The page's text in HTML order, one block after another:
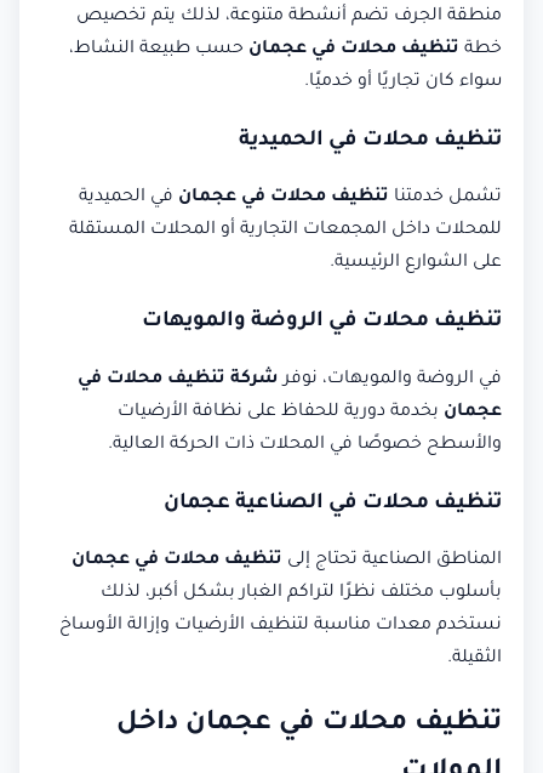
منطقة الجرف تضم أنشطة متنوعة، لذلك يتم تخصيص
خطة تنظيف محلات في عجمان حسب طبيعة النشاط،
سواء كان تجاريًا أو خدميًا.
تنظيف محلات في الحميدية
تشمل خدمتنا تنظيف محلات في عجمان في الحميدية
للمحلات داخل المجمعات التجارية أو المحلات المستقلة
على الشوارع الرئيسية.
تنظيف محلات في الروضة والمويهات
في الروضة والمويهات، نوفر شركة تنظيف محلات في
عجمان بخدمة دورية للحفاظ على نظافة الأرضيات
والأسطح خصوصًا في المحلات ذات الحركة العالية.
تنظيف محلات في الصناعية عجمان
المناطق الصناعية تحتاج إلى تنظيف محلات في عجمان
بأسلوب مختلف نظرًا لتراكم الغبار بشكل أكبر، لذلك
نستخدم معدات مناسبة لتنظيف الأرضيات وإزالة الأوساخ
الثقيلة.
تنظيف محلات في عجمان داخل